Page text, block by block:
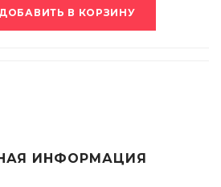
ДОБАВИТЬ В КОРЗИНУ
ИНФОРМАЦИЯ